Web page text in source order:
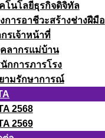
โนโลยีธุรกิจดิจิทัล
ารอาชีวะสร้างช่างฝีมือ
รเจ้าหน้าที่
ลากรแม่บ้าน
กการภารโรง
ามรักษาการณ์
2568
2569